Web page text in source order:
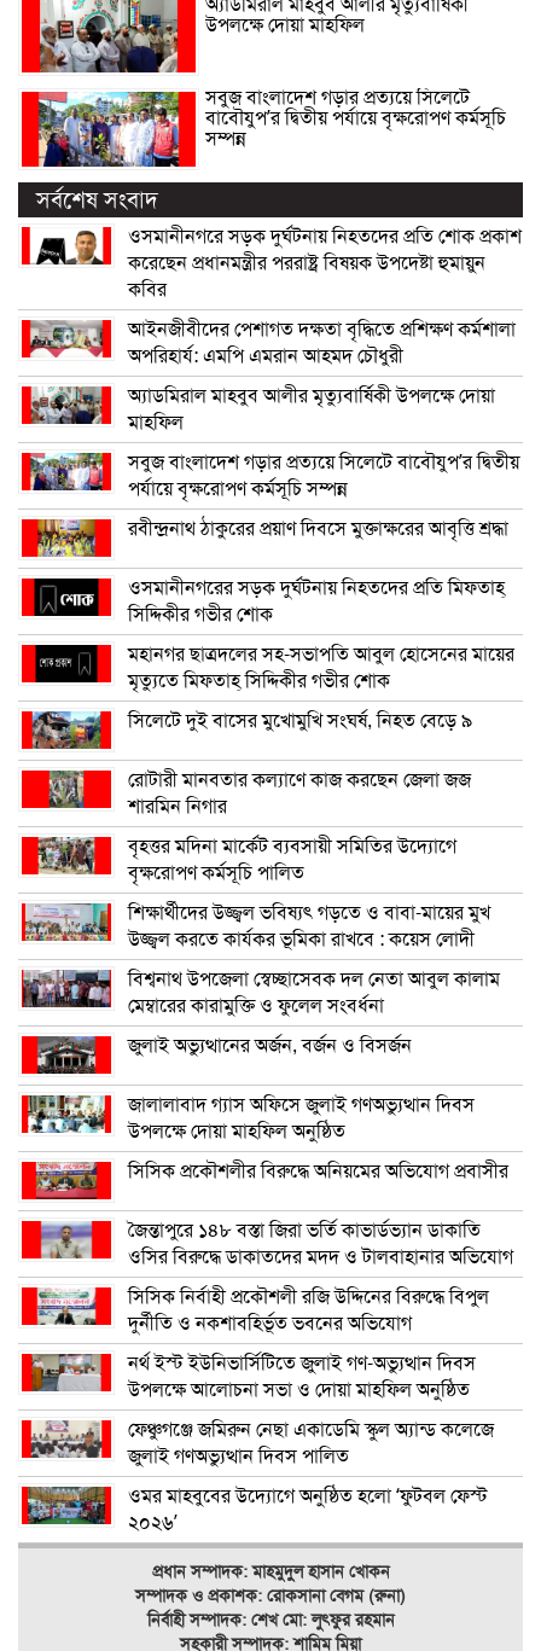
উপলক্ষে দোয়া মাহফিল
সবুজ বাংলাদেশ গড়ার প্রত্যয়ে সিলেটে
বাবৌযুপ’র দ্বিতীয় পর্যায়ে বৃক্ষরোপণ কর্মসূচি
সম্পন্ন
সর্বশেষ সংবাদ
ওসমানীনগরে সড়ক দুর্ঘটনায় নিহতদের প্রতি শোক প্রকাশ
করেছেন প্রধানমন্ত্রীর পররাষ্ট্র বিষয়ক উপদেষ্টা হুমায়ুন
কবির
আইনজীবীদের পেশাগত দক্ষতা বৃদ্ধিতে প্রশিক্ষণ কর্মশালা
অপরিহার্য: এমপি এমরান আহমদ চৌধুরী
অ্যাডমিরাল মাহবুব আলীর মৃত্যুবার্ষিকী উপলক্ষে দোয়া
মাহফিল
সবুজ বাংলাদেশ গড়ার প্রত্যয়ে সিলেটে বাবৌযুপ’র দ্বিতীয়
পর্যায়ে বৃক্ষরোপণ কর্মসূচি সম্পন্ন
রবীন্দ্রনাথ ঠাকুরের প্রয়াণ দিবসে মুক্তাক্ষরের আবৃত্তি শ্রদ্ধা
ওসমানীনগরের সড়ক দুর্ঘটনায় নিহতদের প্রতি মিফতাহ্
সিদ্দিকীর গভীর শোক
মহানগর ছাত্রদলের সহ-সভাপতি আবুল হোসেনের মায়ের
মৃত্যুতে মিফতাহ্ সিদ্দিকীর গভীর শোক
সিলেটে দুই বাসের মুখোমুখি সংঘর্ষ, নিহত বেড়ে ৯
রোটারী মানবতার কল্যাণে কাজ করছেন জেলা জজ
শারমিন নিগার
বৃহত্তর মদিনা মার্কেট ব্যবসায়ী সমিতির উদ্যোগে
বৃক্ষরোপণ কর্মসূচি পালিত
শিক্ষার্থীদের উজ্জ্বল ভবিষ্যৎ গড়তে ও বাবা-মায়ের মুখ
উজ্জ্বল করতে কার্যকর ভূমিকা রাখবে : কয়েস লোদী
বিশ্বনাথ উপজেলা স্বেচ্ছাসেবক দল নেতা আবুল কালাম
মেম্বারের কারামুক্তি ও ফুলেল সংবর্ধনা
জুলাই অভ্যুত্থানের অর্জন, বর্জন ও বিসর্জন
জালালাবাদ গ্যাস অফিসে জুলাই গণঅভ্যুত্থান দিবস
উপলক্ষে দোয়া মাহফিল অনুষ্ঠিত
সিসিক প্রকৌশলীর বিরুদ্ধে অনিয়মের অভিযোগ প্রবাসীর
জৈন্তাপুরে ১৪৮ বস্তা জিরা ভর্তি কাভার্ডভ্যান ডাকাতি
ওসির বিরুদ্ধে ডাকাতদের মদদ ও টালবাহানার অভিযোগ
সিসিক নির্বাহী প্রকৌশলী রজি উদ্দিনের বিরুদ্ধে বিপুল
দুর্নীতি ও নকশাবহির্ভূত ভবনের অভিযোগ
নর্থ ইস্ট ইউনিভার্সিটিতে জুলাই গণ-অভ্যুত্থান দিবস
উপলক্ষে আলোচনা সভা ও দোয়া মাহফিল অনুষ্ঠিত
ফেঞ্চুগঞ্জে জমিরুন নেছা একাডেমি স্কুল অ্যান্ড কলেজে
জুলাই গণঅভ্যুত্থান দিবস পালিত
ওমর মাহবুবের উদ্যোগে অনুষ্ঠিত হলো ‘ফুটবল ফেস্ট
২০২৬’
প্রধান সম্পাদক: মাহমুদুল হাসান খোকন
সম্পাদক ও প্রকাশক: রোকসানা বেগম (রুনা)
নির্বাহী সম্পাদক: শেখ মো: লুৎফুর রহমান
সহকারী সম্পাদক: শামিম মিয়া